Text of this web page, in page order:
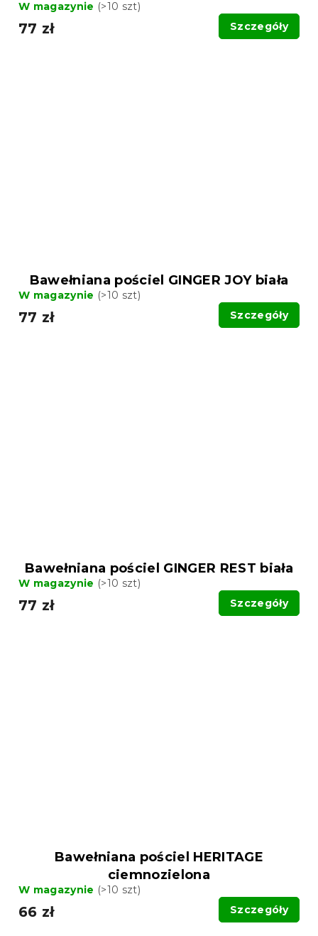
W magazynie (>10 szt)
77 zł Szczegóły
Bawełniana pościel GINGER JOY biała
W magazynie (>10 szt)
77 zł Szczegóły
Bawełniana pościel GINGER REST biała
W magazynie (>10 szt)
77 zł Szczegóły
Bawełniana pościel HERITAGE
ciemnozielona
W magazynie (>10 szt)
66 zł Szczegóły